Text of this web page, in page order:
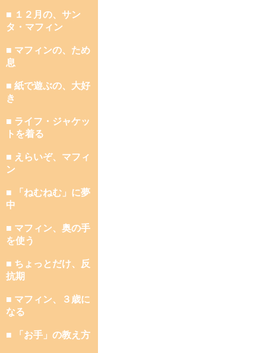
■ １２月の、サン
タ・マフィン
■ マフィンの、ため
息
■ 紙で遊ぶの、大好
き
■ ライフ・ジャケッ
トを着る
■ えらいぞ、マフィ
ン
■ 「ねむねむ」に夢
中
■ マフィン、奥の手
を使う
■ ちょっとだけ、反
抗期
■ マフィン、３歳に
なる
■ 「お手」の教え方